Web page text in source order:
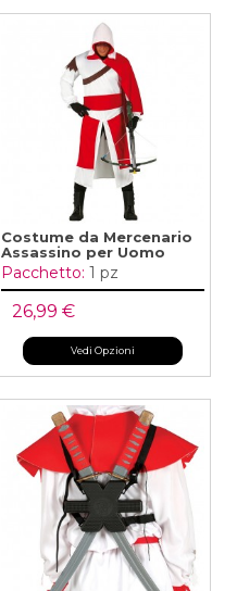
Costume da Mercenario
Assassino per Uomo
Pacchetto: 1 pz
26,99 €
Vedi Opzioni